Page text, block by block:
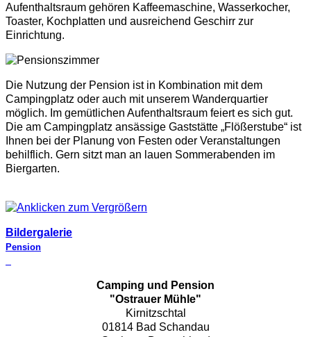
Aufenthaltsraum gehören Kaffeemaschine, Wasserkocher,
Toaster, Kochplatten und ausreichend Geschirr zur
Einrichtung.
Die Nutzung der Pension ist in Kombination mit dem
Campingplatz oder auch mit unserem Wanderquartier
möglich. Im gemütlichen Aufenthaltsraum feiert es sich gut.
Die am Campingplatz ansässige Gaststätte „Flößerstube“ ist
Ihnen bei der Planung von Festen oder Veranstaltungen
behilflich. Gern sitzt man an lauen Sommerabenden im
Biergarten.
Bildergalerie
Pension
Camping und Pension
"Ostrauer Mühle"
Kirnitzschtal
01814 Bad Schandau